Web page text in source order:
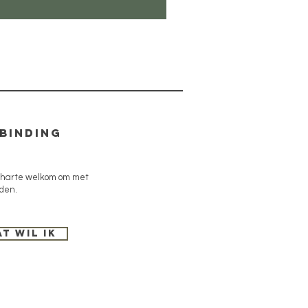
welkom om met
wil ik